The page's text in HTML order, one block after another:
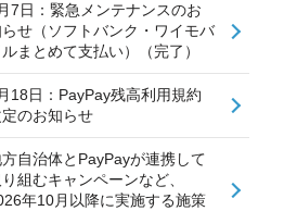
7日：緊急メンテナンスのお
せ（ソフトバンク・ワイモバ
まとめて支払い）（完了）
18日：PayPay残高利用規約
のお知らせ
自治体とPayPayが連携して
組むキャンペーンなど、
年10月以降に実施する施策